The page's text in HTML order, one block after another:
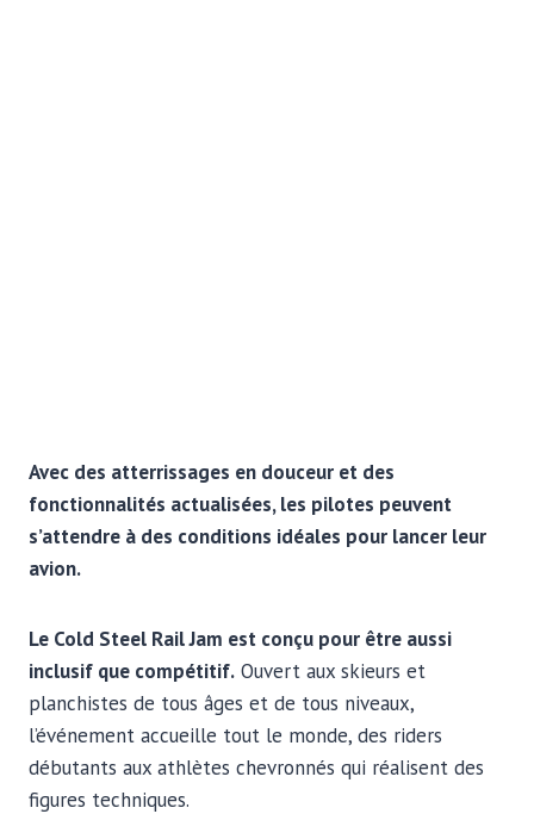
Avec des atterrissages en douceur et des
fonctionnalités actualisées, les pilotes peuvent
s’attendre à des conditions idéales pour lancer leur
avion.
Le Cold Steel Rail Jam est conçu pour être aussi
inclusif que compétitif. Ouvert aux skieurs et
planchistes de tous âges et de tous niveaux,
l’événement accueille tout le monde, des riders
débutants aux athlètes chevronnés qui réalisent des
figures techniques.